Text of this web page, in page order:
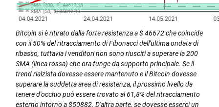
Bitcoin si è ritirato dalla forte resistenza a $ 46672 che coincide
con il 50% del ritracciamento di Fibonacci dell'ultima ondata di
ribasso, tuttavia i venditori non sono riusciti a superare la 200
SMA (linea rossa) che ora funge da supporto principale. Se il
trend rialzista dovesse essere mantenuto e il Bitcoin dovesse
superare la suddetta area di resistenza, il prossimo livello da
tenere d'occhio può essere trovato al 61,8% del ritracciamento
esterno intorno a $50882. D'altra parte, se dovesse esserci un